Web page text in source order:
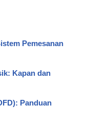
Pemesanan
Kapan dan
Panduan